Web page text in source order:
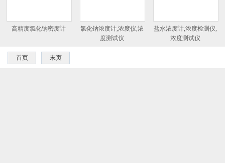
高精度氯化钠密度计
氯化钠浓度计,浓度仪,浓
度测试仪
盐水浓度计,浓度检测仪,
浓度测试仪
首页 末页